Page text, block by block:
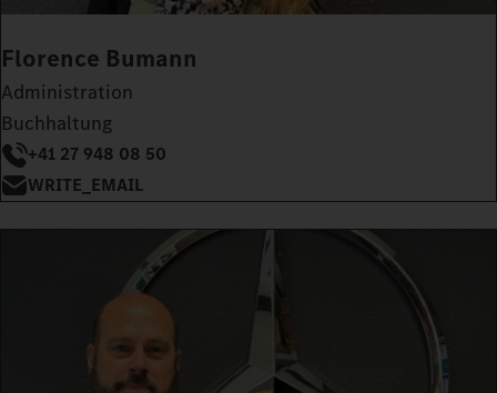
Florence Bumann
Administration
Buchhaltung
+41 27 948 08 50
WRITE_EMAIL